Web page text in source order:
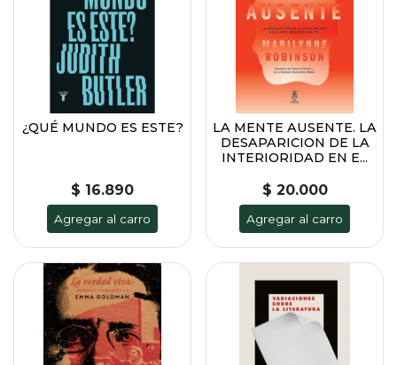
¿QUÉ MUNDO ES ESTE?
$ 16.890
Agregar al carro
LA MENTE AUSENTE. LA
DESAPARICION DE LA
INTERIORIDAD EN E...
$ 20.000
Agregar al carro